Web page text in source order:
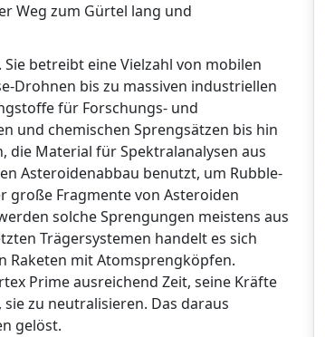
Weg zum Gürtel lang und
betreibt eine Vielzahl von mobilen
Drohnen bis zu massiven industriellen
für Forschungs- und
und chemischen Sprengsätzen bis hin
die Material für Spektralanalysen aus
Asteroidenabbau benutzt, um Rubble-
große Fragmente von Asteroiden
solche Sprengungen meistens aus
Trägersystemen handelt es sich
Raketen mit Atomsprengköpfen.
Prime ausreichend Zeit, seine Kräfte
zu neutralisieren. Das daraus
gelöst.